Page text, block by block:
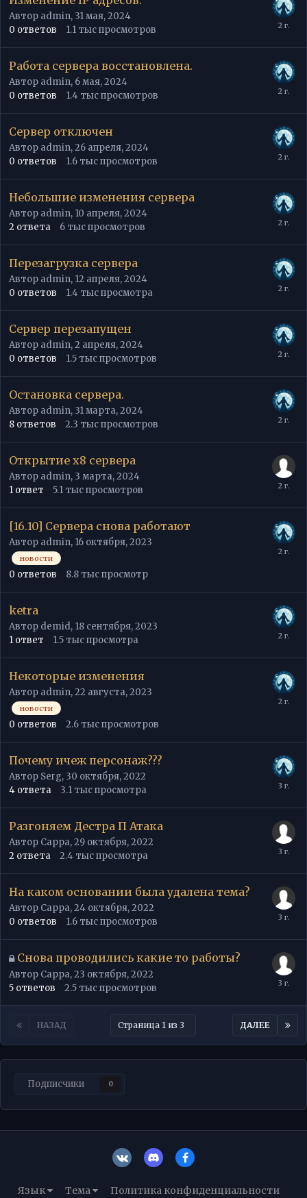
Автор admin, 31 мая, 2024
0 ответов 1.1 тыспросмотров
Работа сервера восстановлена.
Автор admin, 6 мая, 2024
0 ответов 1.4 тыспросмотров
Сервер отключен
Автор admin,26 апреля, 2024
0 ответов 1.6 тыспросмотров
Небольшие изменения сервера
Автор admin, 10 апреля, 2024
2 ответа 6 тыспросмотров
Перезагрузка сервера
Автор admin, 12 апреля, 2024
0 ответов 1.4 тыспросмотра
Сервер перезапущен
Автор admin,2 апреля, 2024
0 ответов 1.5 тыспросмотров
Остановка сервера.
Автор admin, 31 марта, 2024
8 ответов 2.3 тыспросмотров
Открытие x8 сервера
Автор admin, 3 марта, 2024
1 ответ 5.1 тыспросмотров
[16.10] Сервера снова работают
Автор admin, 16 октября, 2023
новости
0 ответов 8.8 тыспросмотр
ketra
Автор demid, 18 сентября, 2023
1 ответ 1.5 тыспросмотра
Некоторые изменения
Автор admin,22 августа, 2023
новости
0 ответов 2.6 тыспросмотров
Почему ичеж персонаж???
Автор Serg, 30 октября, 2022
4 ответа 3.1 тыспросмотра
Разгоняем Дестра П Атака
Автор Cappa,29 октября, 2022
2 ответа 2.4 тыспросмотра
На каком основании была удалена тема?
Автор Cappa,24 октября, 2022
0 ответов 1.6 тыспросмотров
Снова проводились какие то работы?
Автор Cappa,23 октября, 2022
5 ответов 2.5 тыспросмотров
НАЗАД ДАЛЕЕ
Страница 1 из 3
Подписчики 0
Язык Тема Политика конфиденциальности